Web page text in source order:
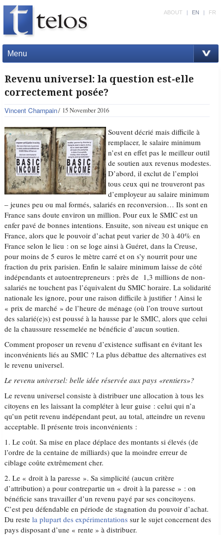
Menu
ABOUT | EN | FR
Revenu universel: la question est-elle
correctement posée?
Vincent Champain 15 November 2016
Souvent décrié mais difficile à
remplacer, le salaire minimum
n’est en effet pas le meilleur outil
de soutien aux revenus modestes.
D’abord, il exclut de l’emploi
tous ceux qui ne trouveront pas
d’employeur au salaire minimum
– jeunes peu ou mal formés, salariés en reconversion… Ils sont en
France sans doute environ un million. Pour eux le SMIC est un
enfer pavé de bonnes intentions. Ensuite, son niveau est unique en
France, alors que le pouvoir d’achat peut varier de 30 à 40% en
France selon le lieu : on se loge ainsi à Guéret, dans la Creuse,
pour moins de 5 euros le mètre carré et on s’y nourrit pour une
fraction du prix parisien. Enfin le salaire minimum laisse de côté
indépendants et autoentrepreneurs : près de 1,3 millions de non-
salariés ne touchent pas l’équivalent du SMIC horaire. La solidarité
nationale les ignore, pour une raison difficile à justifier ! Ainsi le
« prix de marché » de l’heure de ménage (où l’on trouve surtout
des salarié(e)s) est poussé à la hausse par le SMIC, alors que celui
de la chaussure ressemelée ne bénéficie d’aucun soutien.
Comment proposer un revenu d’existence suffisant en évitant les
inconvénients liés au SMIC ? La plus débattue des alternatives est
le revenu universel.
Le revenu universel: belle idée réservée aux pays «rentiers»?
Le revenu universel consiste à distribuer une allocation à tous les
citoyens en les laissant la compléter à leur guise : celui qui n’a
qu’un petit revenu indépendant peut, au total, atteindre un revenu
acceptable. Il présente trois inconvénients :
1. Le coût. Sa mise en place déplace des montants si élevés (de
l’ordre de la centaine de milliards) que la moindre erreur de
ciblage coûte extrêmement cher.
2. Le « droit à la paresse ». Sa simplicité (aucun critère
d’attribution) a pour contrepartie un « droit à la paresse » : on
bénéficie sans travailler d’un revenu payé par ses concitoyens.
C’est peu défendable en période de stagnation du pouvoir d’achat.
Du restela plupart des expérimentations sur le sujet concernent des
pays disposant d’une « rente » à distribuer.